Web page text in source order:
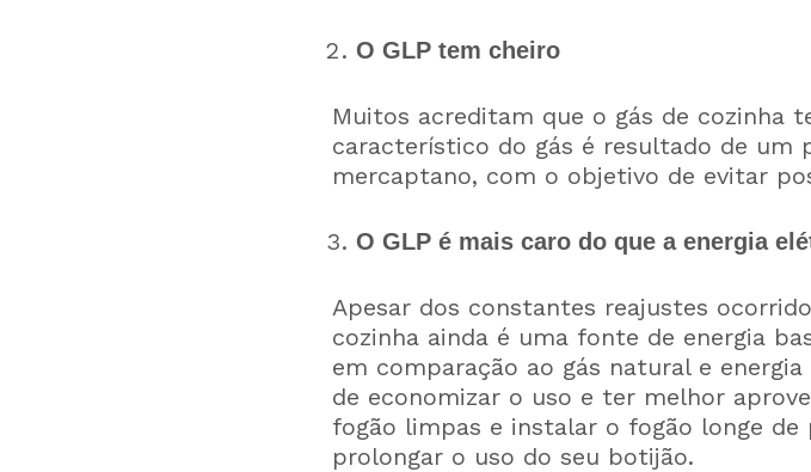
O GLP tem cheiro
Muitos acreditam que o gás de cozinha
característico do gás é resultado de um
mercaptano, com o objetivo de evitar
O GLP é mais caro do que a energia
Apesar dos constantes reajustes
cozinha ainda é uma fonte de energia
em comparação ao gás natural e
de economizar o uso e ter melhor
fogão limpas e instalar o fogão longe de
prolongar o uso do seu botijão.